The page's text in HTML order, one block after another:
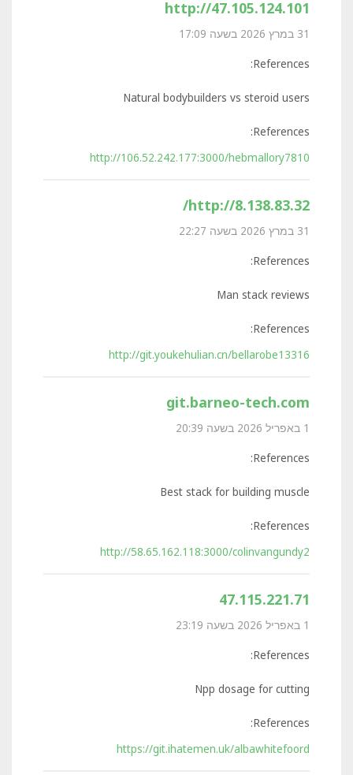
http://47.105.124.101
31 במרץ 2026 בשעה 17:09
References:
Natural bodybuilders vs steroid users
References:
http://106.52.242.177:3000/hebmallory7810
http://8.138.83.32/
31 במרץ 2026 בשעה 22:27
References:
Man stack reviews
References:
http://git.youkehulian.cn/bellarobe13316
git.barneo-tech.com
1 באפריל 2026 בשעה 20:39
References:
Best stack for building muscle
References:
http://58.65.162.118:3000/colinvangundy2
47.115.221.71
1 באפריל 2026 בשעה 23:19
References:
Npp dosage for cutting
References:
https://git.ihatemen.uk/albawhitefoord